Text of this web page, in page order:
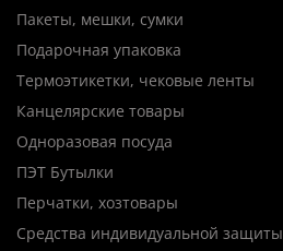
Пакеты, мешки, сумки
Подарочная упаковка
Термоэтикетки, чековые ленты
Канцелярские товары
Одноразовая посуда
ПЭТ Бутылки
Перчатки, хозтовары
Средства индивидуальной защиты